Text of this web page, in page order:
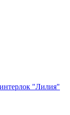
"Лилия"